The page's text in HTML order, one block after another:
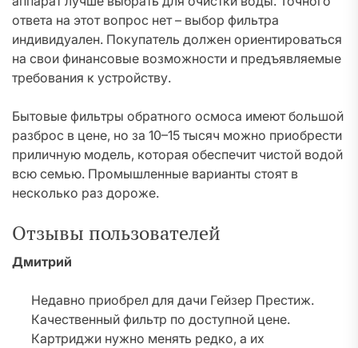
ответа на этот вопрос нет – выбор фильтра
индивидуален. Покупатель должен ориентироваться
на свои финансовые возможности и предъявляемые
требования к устройству.
Бытовые фильтры обратного осмоса имеют большой
разброс в цене, но за 10–15 тысяч можно приобрести
приличную модель, которая обеспечит чистой водой
всю семью. Промышленные варианты стоят в
несколько раз дороже.
Отзывы пользователей
Дмитрий
Недавно приобрел для дачи Гейзер Престиж.
Качественный фильтр по доступной цене.
Картриджи нужно менять редко, а их